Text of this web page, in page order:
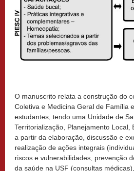
O manuscrito relata a construção do
Coletiva e Medicina Geral de Família
estudantes, tendo uma Unidade de
Territorialização, Planejamento
a partir da elaboração, discussão e
realização de ações integrais
riscos e vulnerabilidades, prevenção
da saúde na USF (consultas